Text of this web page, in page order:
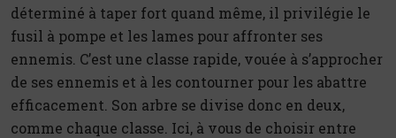
déterminé à taper fort quand même, il privilégie le
fusil à pompe et les lames pour affronter ses
ennemis. C’est une classe rapide, vouée à s’approcher
de ses ennemis et à les contourner pour les abattre
efficacement. Son arbre se divise donc en deux,
comme chaque classe. Ici, à vous de choisir entre